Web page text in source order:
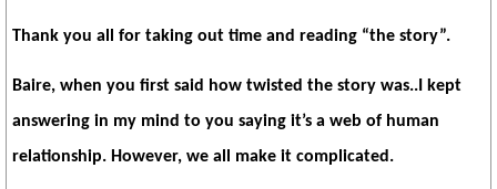
Thank you all for taking out time and reading “the story”.
Baire, when you first said how twisted the story was..I kept
answering in my mind to you saying it’s a web of human
relationship. However, we all make it complicated.